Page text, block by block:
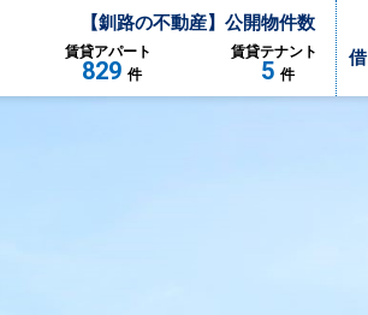
【釧路の不動産】公開物件数
賃貸アパート
829 件
賃貸テナント
5 件